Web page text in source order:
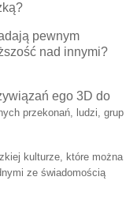
pewnym
nad innymi?
ego 3D do
przekonań, ludzi, grup
kulturze, które można
ze świadomością